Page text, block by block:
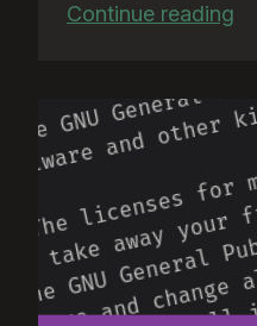
Continue reading
i